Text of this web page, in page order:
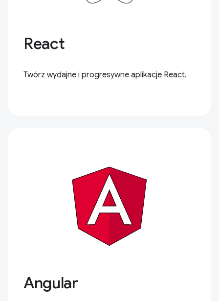
React
Twórz wydajne i progresywne aplikacje React.
Angular